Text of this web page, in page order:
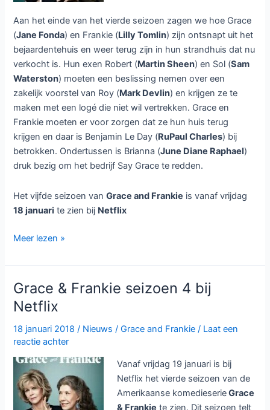
Aan het einde van het vierde seizoen zagen we hoe Grace
(Jane Fonda) en Frankie (Lilly Tomlin) zijn ontsnapt uit het
bejaardentehuis en weer terug zijn in hun strandhuis dat nu
verkocht is. Hun exen Robert (Martin Sheen) en Sol (Sam
Waterston) moeten een beslissing nemen over een
zakelijk voorstel van Roy (Mark Devlin) en krijgen ze te
maken met een logé die niet wil vertrekken. Grace en
Frankie moeten er voor zorgen dat ze hun huis terug
krijgen en daar is Benjamin Le Day (RuPaul Charles) bij
betrokken. Ondertussen is Brianna (June Diane Raphael)
druk bezig om het bedrijf Say Grace te redden.
Het vijfde seizoen vanGrace and Frankie is vanaf vrijdag
18 januari te zien bij Netflix
Grace
Frankie
seizoen
5
bij
Netflix
Meer lezen »
Grace & Frankie seizoen 4 bij
Netflix
18 januari 2018/ Nieuws /Grace and Frankie / Laat een
reactie achter
Vanaf vrijdag 19 januari is bij
Netflix het vierde seizoen van de
Amerikaanse komedieserieGrace